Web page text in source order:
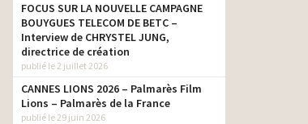
FOCUS SUR LA NOUVELLE CAMPAGNE
BOUYGUES TELECOM DE BETC –
Interview de CHRYSTEL JUNG,
directrice de création
publié le 2 juillet 2026
CANNES LIONS 2026 – Palmarès Film
Lions – Palmarès de la France
publié le 29 juin 2026